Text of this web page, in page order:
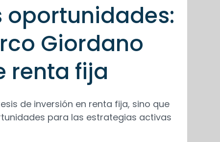
oportunidades:
Giordano
renta fija
de inversión en renta fija, sino que
para las estrategias activas